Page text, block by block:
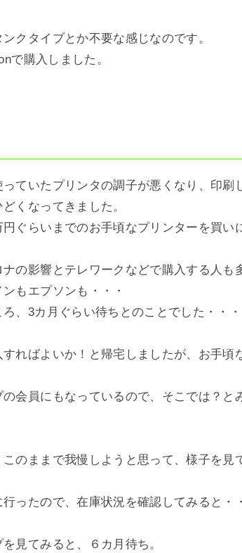
クタイプとか不要な感じなのです。
で購入しました。
ていたプリンタの調子が悪くなり、印刷
くなってきました。
ぐらいまでのお手頃なプリンターを買い
の影響とテレワークなどで購入する人も
もエプソンも・・・
、3カ月ぐらい待ちとのことでした・・・
ればよいか！と帰宅しましたが、お手頃
会員にもなっているので、そこでは？と
のままで我慢しようと思って、様子を見
ったので、在庫状況を確認してみると・
見てみると、６カ月待ち。